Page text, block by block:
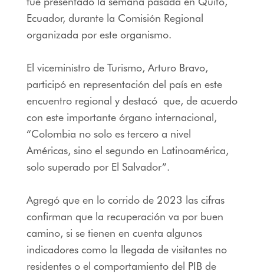
Ecuador, durante la Comisión Regional
organizada por este organismo.
El viceministro de Turismo, Arturo Bravo,
participó en representación del país en este
encuentro regional y destacó que, de acuerdo
con este importante órgano internacional,
“Colombia no solo es tercero a nivel
Américas, sino el segundo en Latinoamérica,
solo superado por El Salvador”.
Agregó que en lo corrido de 2023 las cifras
confirman que la recuperación va por buen
camino, si se tienen en cuenta algunos
indicadores como la llegada de visitantes no
residentes o el comportamiento del PIB de